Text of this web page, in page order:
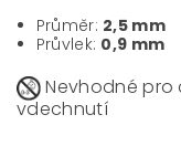
Průměr: 2,5 mm
Průvlek: 0,9 mm
Nevhodné
vdechnutí